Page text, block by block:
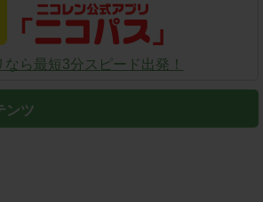
ら最短3分スピード出発！
ンツ